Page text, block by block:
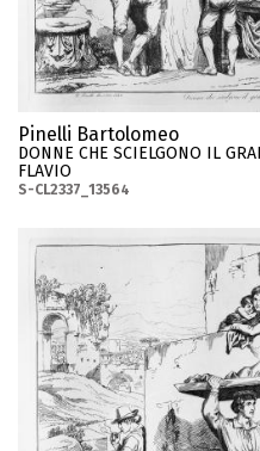
Pinelli Bartolomeo
DONNE CHE SCIELGONO IL
FLAVIO
S-CL2337_13564